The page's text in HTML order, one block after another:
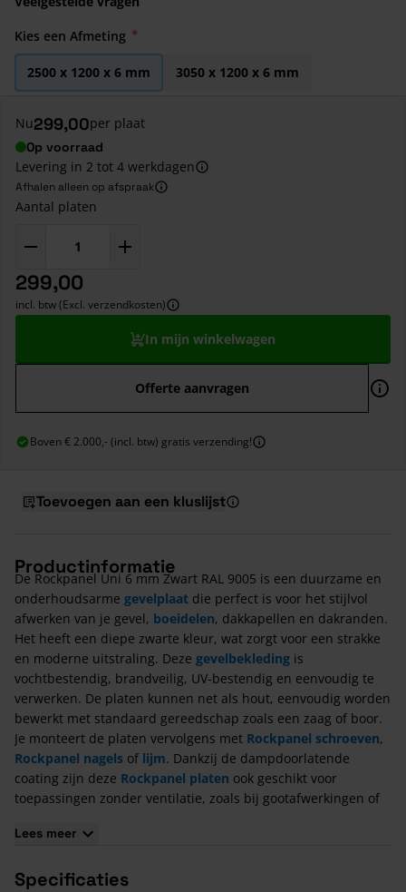
Kies een Afmeting
2500 x 1200 x 6 mm 3050 x 1200 x 6 mm
Nu299,00per plaat
Op voorraad
Levering in 2 tot 4 werkdagen
Afhalen alleen op afspraak
Aantal platen
299,00
incl. btw (Excl. verzendkosten)
In mijn winkelwagen
Offerte aanvragen
Boven € 2.000,- (incl. btw) gratis verzending!
Toevoegen aan een kluslijst
Productinformatie
De Rockpanel Uni 6 mm Zwart RAL 9005 is een duurzame en
onderhoudsarme gevelplaat die perfect is voor het stijlvol
afwerken van je gevel, boeidelen, dakkapellen en dakranden.
Het heeft een diepe zwarte kleur, wat zorgt voor een strakke
en moderne uitstraling. Deze gevelbekleding is
vochtbestendig, brandveilig, UV-bestendig en eenvoudig te
verwerken. De platen kunnen net als hout, eenvoudig worden
bewerkt met standaard gereedschap zoals een zaag of boor.
Je monteert de platen vervolgens met Rockpanel schroeven,
Rockpanel nagels of lijm. Dankzij de dampdoorlatende
coating zijn deze Rockpanel platen ook geschikt voor
toepassingen zonder ventilatie, zoals bij gootafwerkingen of
9005
Lees meer
Specificaties